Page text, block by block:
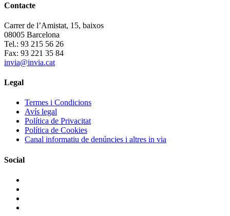
Contacte
Carrer de l’Amistat, 15, baixos
08005 Barcelona
Tel.: 93 215 56 26
Fax: 93 221 35 84
invia@invia.cat
Legal
Termes i Condicions
Avís legal
Política de Privacitat
Política de Cookies
Canal informatiu de denúncies i altres in via
Social